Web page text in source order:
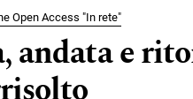
Open Access "In rete"
andata e